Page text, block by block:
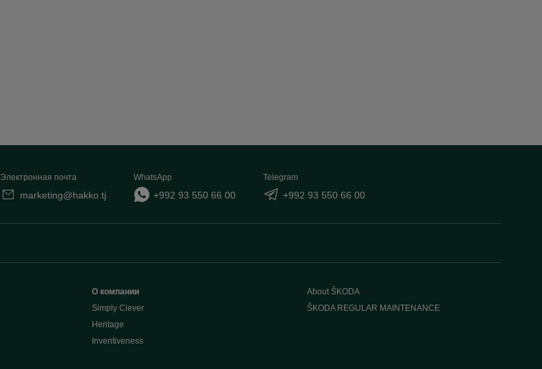
Электронная почта
marketing@hakko.tj
WhatsApp
+992 93 550 66 00
Telegram
+992 93 550 66 00
О компании
Simply Clever
Heritage
Inventiveness
About ŠKODA
ŠKODA REGULAR MAINTENANCE